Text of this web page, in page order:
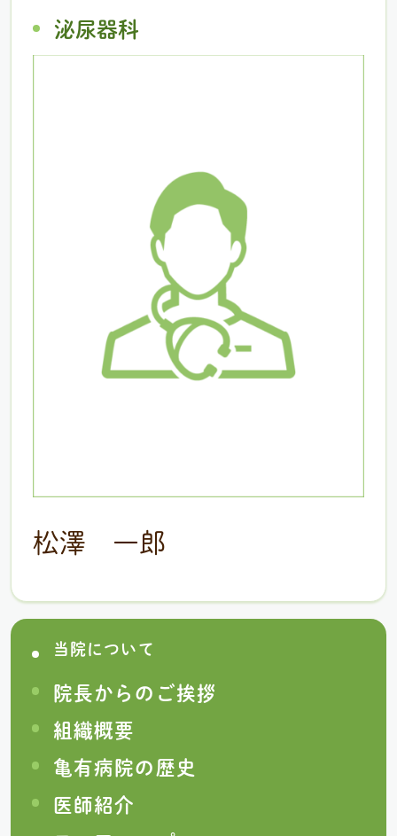
泌尿器科
松澤 一郎
当院について
院⻑からのご挨拶
組織概要
亀有病院の歴史
医師紹介